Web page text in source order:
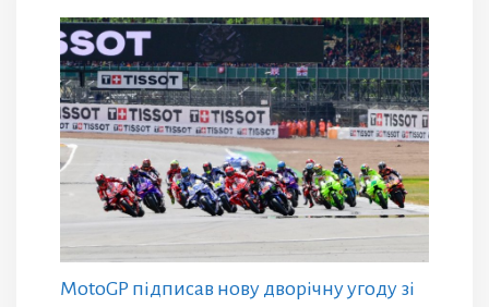
MotoGP підписав нову дворічну угоду зі